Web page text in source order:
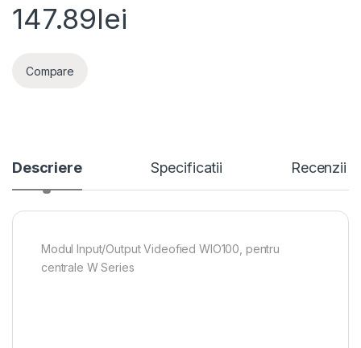
147.89lei
Compare
Descriere Specificatii Recenzii
Modul Input/Output Videofied WIO100, pentru
centrale W Series